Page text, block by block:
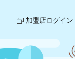
加盟店ログイン